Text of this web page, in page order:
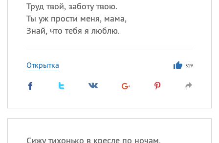
Труд твой, заботу твою.
Ты уж прости меня, мама,
Знай, что тебя я люблю.
Открытка 319
Сижу тихонько в кресле по ночам,